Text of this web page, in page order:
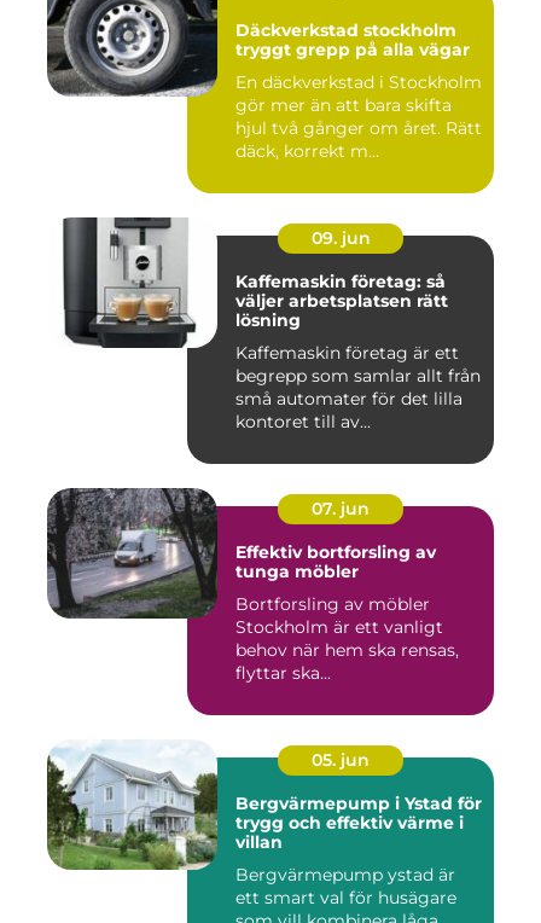
Däckverkstad stockholm
tryggt grepp på alla vägar
En däckverkstad i Stockholm
gör mer än att bara skifta
hjul två gånger om året. Rätt
däck, korrekt m...
09. jun
Kaffemaskin företag: så
väljer arbetsplatsen rätt
lösning
Kaffemaskin företag är ett
begrepp som samlar allt från
små automater för det lilla
kontoret till av...
07. jun
Effektiv bortforsling av
tunga möbler
Bortforsling av möbler
Stockholm är ett vanligt
behov när hem ska rensas,
flyttar ska...
05. jun
Bergvärmepump i Ystad för
trygg och effektiv värme i
villan
Bergvärmepump ystad är
ett smart val för husägare